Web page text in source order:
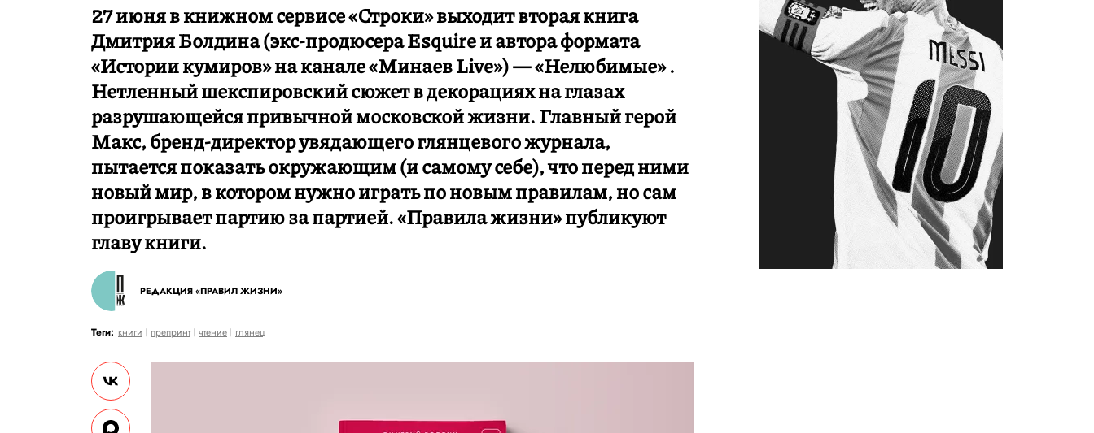
27 июня в книжном сервисе «Строки» выходит вторая книга
Дмитрия Болдина (экс-продюсера Esquire и автора формата
«Истории кумиров» на канале «Минаев Live») — «Нелюбимые» .
Нетленный шекспировский сюжет в декорациях на глазах
разрушающейся привычной московской жизни. Главный герой
Макс, бренд-директор увядающего глянцевого журнала,
пытается показать окружающим (и самому себе), что перед ними
новый мир, в котором нужно играть по новым правилам, но сам
проигрывает партию за партией. «Правила жизни» публикуют
главу книги.
РЕДАКЦИЯ «ПРАВИЛ ЖИЗНИ»
Теги: книги препринт чтение глянец